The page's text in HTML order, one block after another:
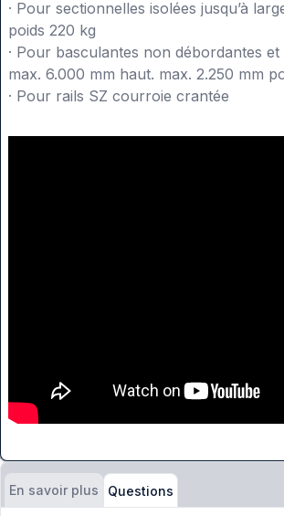
· Pour sectionnelles isolées jusqu’à
poids 220 kg
· Pour basculantes non débordantes
max. 6.000 mm haut. max. 2.250 mm
· Pour rails SZ courroie crantée
En savoir plus Questions